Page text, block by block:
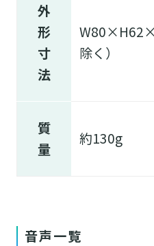
外
形
寸
法
除く）
質
量
約130g
音声一覧